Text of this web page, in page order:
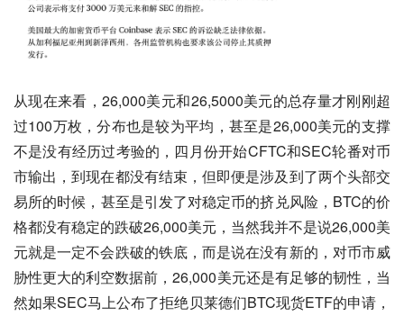
从现在来看，26,000美元和26,5000美元的总存量才刚刚超
过100万枚，分布也是较为平均，甚至是26,000美元的支撑
不是没有经历过考验的，四月份开始CFTC和SEC轮番对币
市输出，到现在都没有结束，但即便是涉及到了两个头部交
易所的时候，甚至是引发了对稳定币的挤兑风险，BTC的价
格都没有稳定的跌破26,000美元，当然我并不是说26,000美
元就是一定不会跌破的铁底，而是说在没有新的，对币市威
胁性更大的利空数据前，26,000美元还是有足够的韧性，当
然如果SEC马上公布了拒绝贝莱德们BTC现货ETF的申请，